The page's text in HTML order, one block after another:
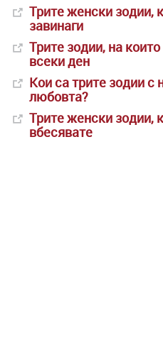
Трите женски зодии,
завинаги
Трите зодии, на
всеки ден
Кои са трите зодии с
любовта?
Трите женски зодии,
вбесявате